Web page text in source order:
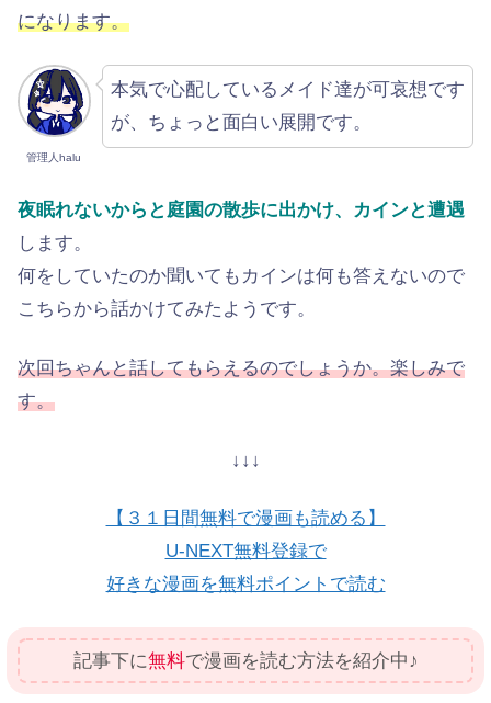
になります。
管理人halu
本気で心配しているメイド達が可哀想です
が、ちょっと面白い展開です。
夜眠れないからと庭園の散歩に出かけ、カインと遭遇
します。
何をしていたのか聞いてもカインは何も答えないので
こちらから話かけてみたようです。
次回ちゃんと話してもらえるのでしょうか。楽しみで
す。
↓↓↓
【３１日間無料で漫画も読める】
U-NEXT無料登録で
好きな漫画を無料ポイントで読む
記事下に無料で漫画を読む方法を紹介中♪